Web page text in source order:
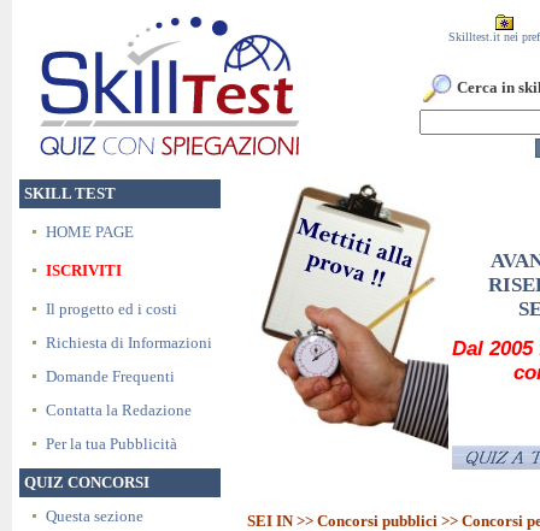
Skilltest.it nei
Cerca in
SKILL TEST
HOME PAGE
ISCRIVITI
Il progetto ed i costi
Richiesta di Informazioni
Domande Frequenti
Contatta la Redazione
Per la tua Pubblicità
QUIZ CONCORSI
Questa sezione
Dal
SEI IN >> Concorsi pubblici >> Concorsi